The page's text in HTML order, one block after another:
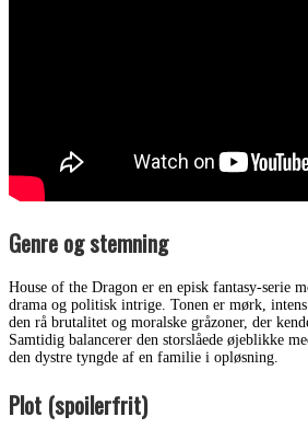
Genre og stemning
House of the Dragon er en episk fantasy-serie
drama og politisk intrige. Tonen er mørk,
den rå brutalitet og moralske gråzoner, der
Samtidig balancerer den storslåede øjeblikke
den dystre tyngde af en familie i opløsning.
Plot (spoilerfrit)